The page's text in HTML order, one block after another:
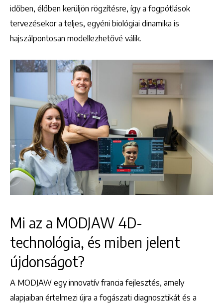
időben, élőben kerüljön rögzítésre, így a fogpótlások
tervezésekor a teljes, egyéni biológiai dinamika is
hajszálpontosan modellezhetővé válik.
Mi az a MODJAW 4D-
technológia, és miben jelent
újdonságot?
A MODJAW egy innovatív francia fejlesztés, amely
alapjaiban értelmezi újra a fogászati diagnosztikát és a